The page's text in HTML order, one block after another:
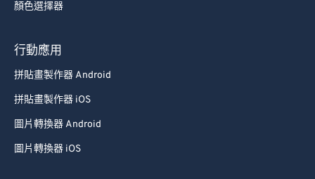
顏色選擇器
行動應用
拼貼畫製作器 Android
拼貼畫製作器 iOS
圖片轉換器 Android
圖片轉換器 iOS